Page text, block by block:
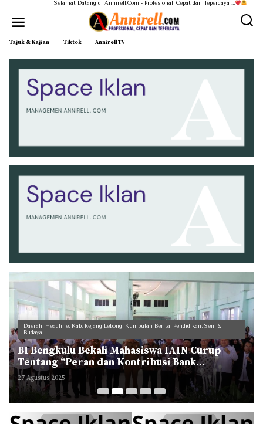
Selamat Datang di Annirell.Com - Profesional, Cepat dan Tepercaya ...
Tajuk & Kajian Tiktok AnnirellTV
Daerah , Headline, Kab. Rejang Lebong , Kumpulan Berita , Pendidikan, Seni &
Budaya
BI Bengkulu Bekali Mahasiswa IAIN Curup
Tentang “Peran dan Kontribusi Bank
Indonesia (BI) Membangun Negeri”
27 Agustus 2025